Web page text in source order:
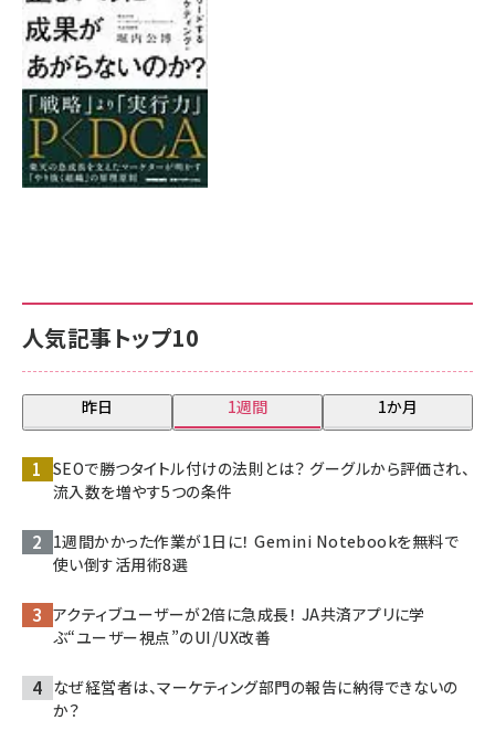
人気記事トップ10
昨日 1週間 1か月
SEOで勝つタイトル付けの法則とは？ グーグルから評価され、
流入数を増やす5つの条件
1週間かかった作業が1日に！ Gemini Notebookを無料で
使い倒す活用術8選
アクティブユーザーが2倍に急成長！ JA共済アプリに学
ぶ“ユーザー視点”のUI/UX改善
なぜ経営者は、マーケティング部門の報告に納得できないの
か？
8月7日 10:00